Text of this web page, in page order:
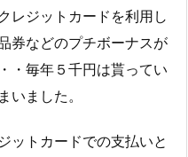
レジットカードを利用し
券などのプチボーナスが
・毎年５千円は貰ってい
いました。
ットカードでの支払いと